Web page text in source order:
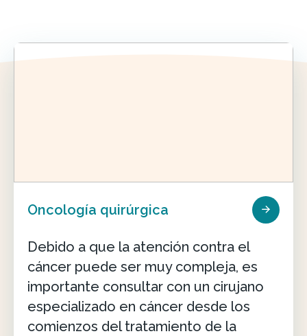
Oncología quirúrgica
Debido a que la atención contra el
cáncer puede ser muy compleja, es
importante consultar con un cirujano
especializado en cáncer desde los
comienzos del tratamiento de la